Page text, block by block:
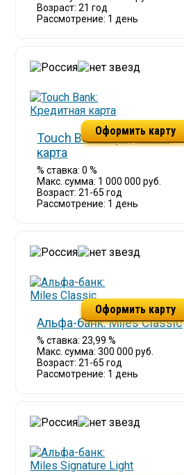
Возраст: 21 год
Рассмотрение: 1 день
Touch Bank: Кредитная
карта
% ставка: 0 %
Макс. сумма: 1 000 000 руб.
Возраст: 21-65 год
Рассмотрение: 1 день
Оформить карту
Альфа-банк: Miles Classic
% ставка: 23,99 %
Макс. сумма: 300 000 руб.
Возраст: 21-65 год
Рассмотрение: 1 день
Оформить карту